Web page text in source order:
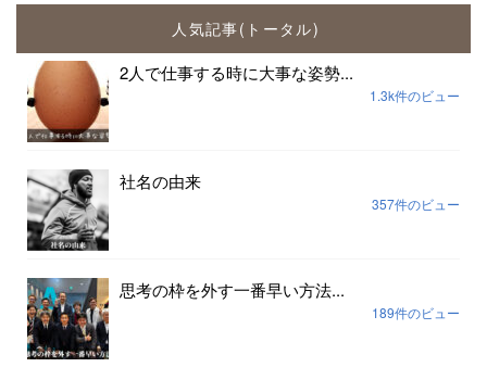
人気記事(トータル)
2人で仕事する時に大事な姿勢...
1.3k件のビュー
社名の由来
357件のビュー
思考の枠を外す一番早い方法...
189件のビュー